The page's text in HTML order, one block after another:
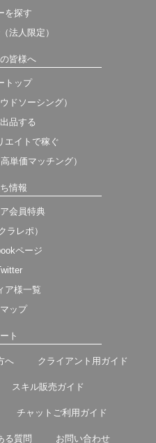
を探す
法人限定）
皆様へ
トップ
ドソーシング）
品する
エイトで稼ぐ
単価マッチング）
情報
会員特典
ラレポ）
ページ
ア様一覧
ップ
ト
へ クライアント用ガイド
スキル販売ガイド
チャットご利用ガイド
る質問 お問い合わせ